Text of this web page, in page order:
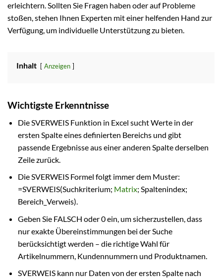
erleichtern. Sollten Sie Fragen haben oder auf Probleme
stoßen, stehen Ihnen Experten mit einer helfenden Hand zur
Verfügung, um individuelle Unterstützung zu bieten.
Inhalt Anzeigen
Wichtigste Erkenntnisse
Die SVERWEIS Funktion in Excel sucht Werte in der
ersten Spalte eines definierten Bereichs und gibt
passende Ergebnisse aus einer anderen Spalte derselben
Zeile zurück.
Die SVERWEIS Formel folgt immer dem Muster:
=SVERWEIS(Suchkriterium; Matrix; Spaltenindex;
Bereich_Verweis).
Geben Sie FALSCH oder 0 ein, um sicherzustellen, dass
nur exakte Übereinstimmungen bei der Suche
berücksichtigt werden – die richtige Wahl für
Artikelnummern, Kundennummern und Produktnamen.
SVERWEIS kann nur Daten von der ersten Spalte nach